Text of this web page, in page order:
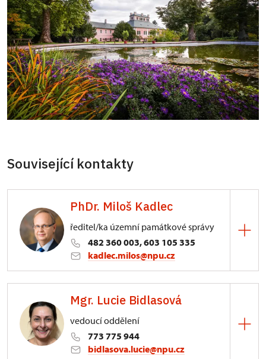
Související kontakty
PhDr. Miloš Kadlec
ředitel/ka územní památkové správy
482 360 003, 603 105 335
kadlec.milos@npu.cz
3/, Sychrov 3
Mgr. Lucie Bidlasová
vedoucí oddělení
773 775 944
bidlasova.lucie@npu.cz